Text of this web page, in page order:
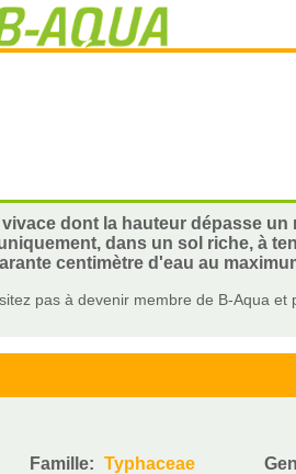
dont la hauteur dépasse un
dans un sol riche, à
centimètre d'eau au
pas à devenir membre de B-Aqua et
Famille: Typhaceae